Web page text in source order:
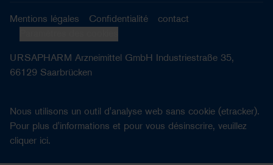
Mentions légales Confidentialité
contact
URSAPHARM Arzneimittel GmbH Industriestraße 35,
66129 Saarbrücken
Nous utilisons un outil d'analyse web sans cookie (etracker).
Pour plus d'informations et pour vous désinscrire, veuillez
cliquer ici.